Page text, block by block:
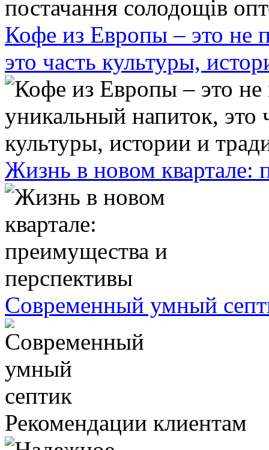
Кофе из Европы – это не
это часть культуры,
Жизнь в новом квартале:
Современный умный
Рекомендации клиентам